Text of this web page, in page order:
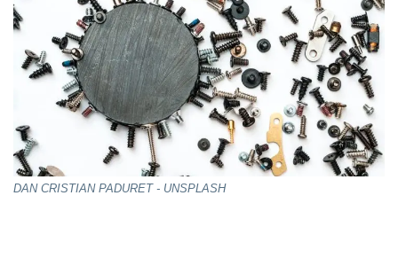
DAN CRISTIAN PADURET - UNSPLASH